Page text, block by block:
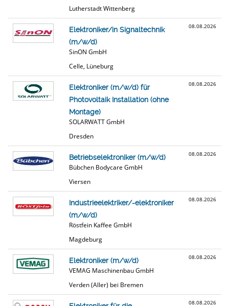
Lutherstadt Wittenberg
08.08.2026
Elektroniker/in Signaltechnik
(m/w/d)
SinON GmbH
Celle, Lüneburg
08.08.2026
Elektroniker (m/w/d) für
Photovoltaik Installation (ohne
Montage)
SOLARWATT GmbH
Dresden
08.08.2026
Betriebselektroniker (m/w/d)
Bübchen Bodycare GmbH
Viersen
08.08.2026
Industrieelektriker/-elektroniker
(m/w/d)
Röstfein Kaffee GmbH
Magdeburg
08.08.2026
Elektroniker (m/w/d)
VEMAG Maschinenbau GmbH
Verden (Aller) bei Bremen
08.08.2026